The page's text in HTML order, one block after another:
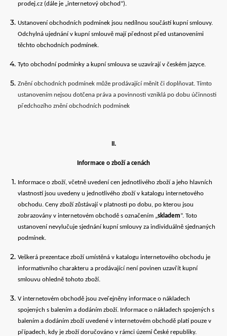
prodej.cz (dále je „internetový obchod“).
Ustanovení obchodních podmínek jsou nedílnou součástí kupní smlouvy.
Odchylná ujednání v kupní smlouvě mají přednost před ustanoveními
těchto obchodních podmínek.
Tyto obchodní podmínky a kupní smlouva se uzavírají v českém jazyce.
Znění obchodních podmínek může prodávající měnit či doplňovat. Tímto
ustanovením nejsou dotčena práva a povinnosti vzniklá po dobu účinnosti
předchozího znění obchodních podmínek
II.
Informace o zboží a cenách
Informace o zboží, včetně uvedení cen jednotlivého zboží a jeho hlavních
vlastností jsou uvedeny u jednotlivého zboží v katalogu internetového
obchodu. Ceny zboží zůstávají v platnosti po dobu, po kterou jsou
zobrazovány v internetovém obchodě s označením „skladem”. Toto
ustanovení nevylučuje sjednání kupní smlouvy za individuálně sjednaných
podmínek.
Veškerá prezentace zboží umístěná v katalogu internetového obchodu je
informativního charakteru a prodávající není povinen uzavřít kupní
smlouvu ohledně tohoto zboží.
V internetovém obchodě jsou zveřejněny informace o nákladech
spojených s balením a dodáním zboží. Informace o nákladech spojených s
balením a dodáním zboží uvedené v internetovém obchodě platí pouze v
případech, kdy je zboží doručováno v rámci území České republiky.